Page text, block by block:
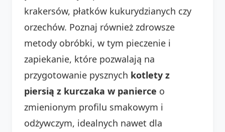
krakersów, płatków kukurydzianych czy
orzechów. Poznaj również zdrowsze
metody obróbki, w tym pieczenie i
zapiekanie, które pozwalają na
przygotowanie pysznych kotlety z
piersią z kurczaka w panierce o
zmienionym profilu smakowym i
odżywczym, idealnych nawet dla